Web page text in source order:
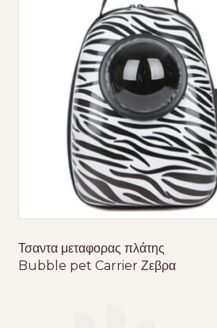
Τσαντα μεταφορας πλάτης
Bubble pet Carrier Ζεβρα